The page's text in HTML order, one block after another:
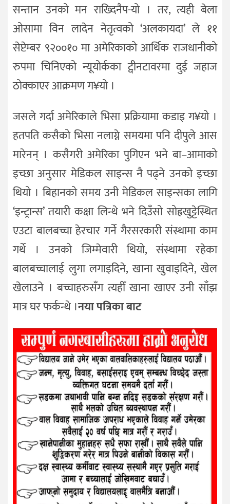
सन्तान उनको मन राख्दिनैप-यो । तर, त्यही बेला
ओसामा विन लादेन नेतृत्वको ‘अलकायदा’ ले ११
सेप्टेम्बर ९२००१० मा अमेरिकाको आर्थिक राजधानीको
रुपमा चिनिएको न्यूयोर्कका ट्वीनटावरमा दुई जहाज
ठोक्काएर आक्रमण ग¥यो ।
जसले गर्दा अमेरिकाले भिसा प्रक्रियामा कडाइ ग¥यो ।
हतपति कसैको भिसा नलाग्ने समयमा पनि दीपुले आस
मारेनन् । कसैगरी अमेरिका पुगिएन भने बा–आमाको
इच्छा अनुसार मेडिकल साइन्स नै पढ्ने उनको इच्छा
थियो । बिहानको समय उनी मेडिकल साइन्सका लागि
‘इन्ट्रान्स’ तयारी कक्षा लिन्थे भने दिउँसो सोह्रखुट्टेस्थित
एउटा बालबच्चा हेरचार गर्ने गैरसरकारी संस्थामा काम
गर्थे । उनको जिम्मेवारी थियो, संस्थामा रहेका
बालबच्चालाई लुगा लगाइदिने, खाना खुवाइदिने, खेल
खेलाउने । बच्चाहरुसँग त्यहीँ खाना खाएर उनी साँझ
मात्र घर फर्कन्थे ।नया पत्रिका बाट